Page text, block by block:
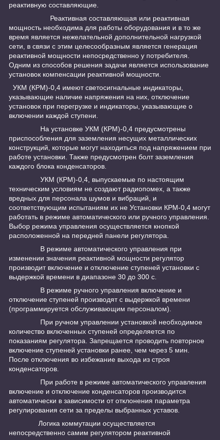
реактивную составляющие.
Реактивная составляющая или реактивная
мощность необходима для работы оборудования и в то же
время является нежелательной дополнительной нагрузкой
сети, в связи с этим целесообразным является генерация
реактивной мощности непосредственно у потребителя.
Одним из способов решения задачи является использование
установок компенсации реактивной мощности.
УКМ (КРМ)-0,4 имеют светосигнальные индикаторы,
указывающие наличие напряжения на них, отключение
установок при перегрузке и индикаторы, указывающие о
включении каждой ступени.
На установке УКМ (КРМ)-0,4 предусмотрены
приспособления для заземления несущих металлических
конструкций, которые могут находиться под напряжением при
работе установки. Также предусмотрен болт заземления
каждого блока конденсаторов.
УКМ (КРМ)-0,4, выпускаемые по настоящим
техническим условиям не создают радиопомех, а также
вредных для персонала шумов и вибраций, и
соответствующим испытаниям их не Установки КРМ-0,4 могут
работать в режиме автоматического или ручного управления.
Выбор режима управления осуществляется кнопкой
расположенной на передней панели регулятора.
В режиме автоматического управления при
изменении значения реактивной мощности регулятор
производит включение и отключение ступеней установки с
выдержкой времени в диапазоне 30 до 300 с.
В режиме ручного управления включение и
отключение ступеней производят с выдержкой времени
(программируется обслуживающим персоналом).
При ручном управлении установкой необходимое
количество включенных ступеней определяется по
показаниям регулятора. Запрещается проводить повторное
включение ступеней установки ранее, чем через 5 мин.
После отключения во избежание выхода из строя
конденсаторов.
При работе в режиме автоматического управления
включение и отключение конденсаторов производится
автоматически в зависимости от отклонения параметра
регулирования сети за пределы выбранных уставов.
Логика коммутации осуществляется
непосредственно самим регулятором реактивной